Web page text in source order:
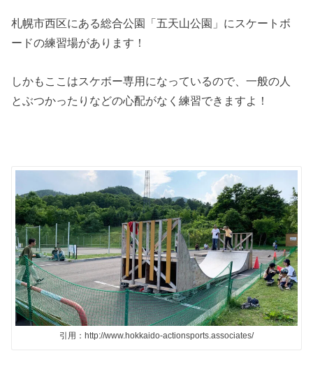
札幌市西区にある総合公園「五天山公園」にスケートボ
ードの練習場があります！
しかもここはスケボー専用になっているので、一般の人
とぶつかったりなどの心配がなく練習できますよ！
引用：http://www.hokkaido-actionsports.associates/